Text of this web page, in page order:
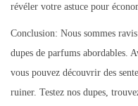
révéler votre astuce pour
Conclusion: Nous sommes
dupes de parfums abordables.
vous pouvez découvrir des
ruiner. Testez nos dupes,